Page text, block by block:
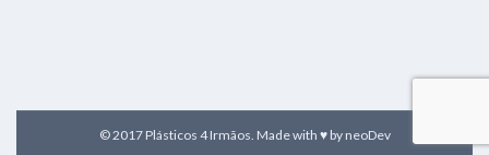
© 2017 Plásticos 4 Irmãos. Made with ♥ by neoDev